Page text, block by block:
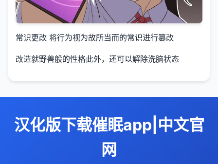
常识更改 将行为视为故所当而的常识进行篡改
改造就野兽般的性格此外，还可以解除洗脑状态
汉化版下载催眠app|中文官
网